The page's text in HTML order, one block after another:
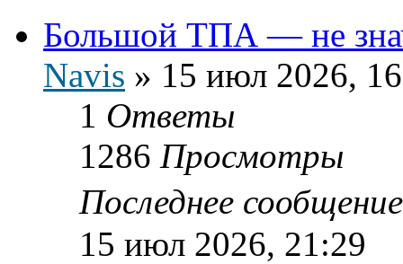
Большой ТПА — не
Navis » 15 июл 2026,
1 Ответы
1286 Просмотры
Последнее
15 июл 2026, 21:29